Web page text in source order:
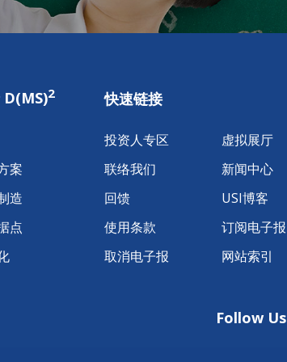
D(MS)2
案
造
点
快速链接
投资人专区
虚拟展厅
联络我们
新闻中心
回馈
USI博客
使用条款
订阅电子报
取消电子报
网站索引
Follow Us